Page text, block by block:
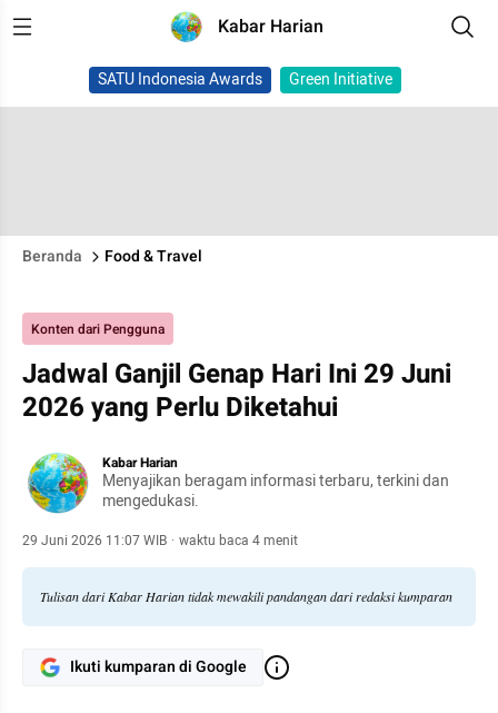
Kabar Harian
SATU Indonesia Awards Green Initiative
Beranda Food & Travel
Konten dari Pengguna
Jadwal Ganjil Genap Hari Ini 29 Juni
2026 yang Perlu Diketahui
Kabar Harian
Menyajikan beragam informasi terbaru, terkini dan
mengedukasi.
29 Juni 2026 11:07 WIB · waktu baca 4 menit
Tulisan dari Kabar Harian tidak mewakili pandangan dari redaksi kumparan
Ikuti kumparan di Google